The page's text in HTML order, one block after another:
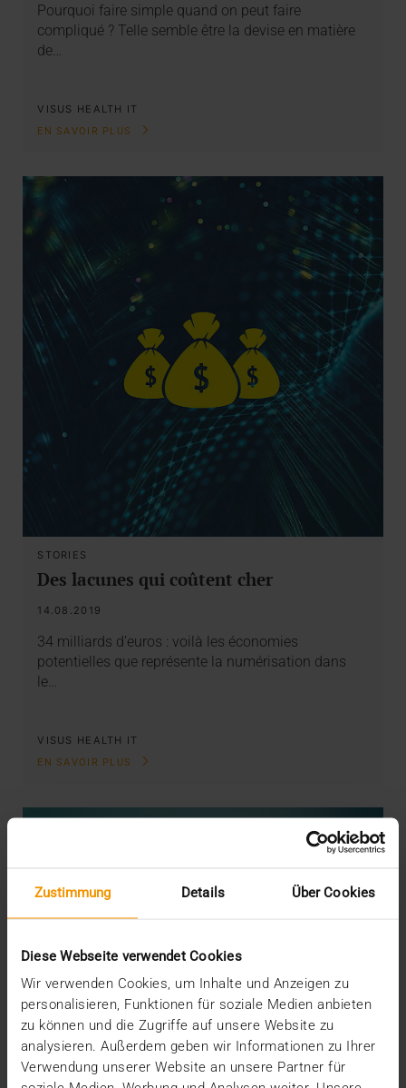
Zustimmung Details Über Cookies
Diese Webseite verwendet Cookies
Wir verwenden Cookies, um Inhalte und Anzeigen zu
personalisieren, Funktionen für soziale Medien anbieten
zu können und die Zugriffe auf unsere Website zu
analysieren. Außerdem geben wir Informationen zu Ihrer
Verwendung unserer Website an unsere Partner für
Pourquoi faire simple quand on peut faire
compliqué ? Telle semble être la devise en matière
de…
VISUS HEALTH IT
EN SAVOIR PLUS
STORIES
Des lacunes qui coûtent cher
14.08.2019
34 milliards d’euros : voilà les économies
potentielles que représente la numérisation dans
le…
VISUS HEALTH IT
EN SAVOIR PLUS